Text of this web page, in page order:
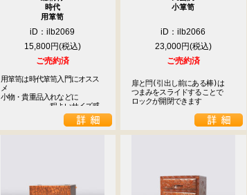
時代
用箪笥
iD：ilb2069
15,800円
ご売約済
用箪笥は時代箪笥入門にオスス
メ
小物・貴重品入れなどに
程よいサイズ感
小箪笥
iD：ilb2066
23,000円
ご売約済
扉と閂(引出し前にある棒)は
つまみをスライドすることで
ロックが開閉できます